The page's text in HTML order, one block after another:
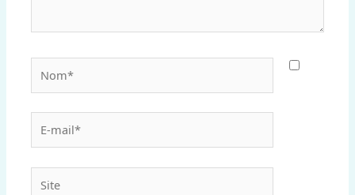
mail*